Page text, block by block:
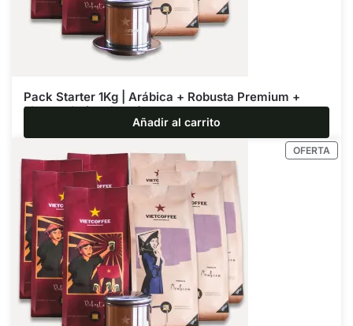
Pack Starter 1Kg | Arábica + Robusta Premium +
Filtro Phin (opcional)
Añadir al carrito
OFERTA